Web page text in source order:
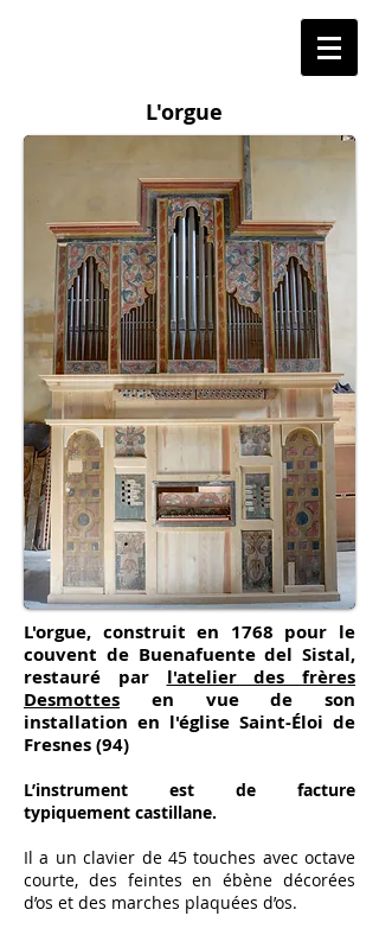
L'orgue
L'orgue, construit en 1768 pour le
couvent de Buenafuente del Sistal,
restauré par l'atelier des frères
Desmottes en vue de son
installation en l'église Saint-Éloi de
Fresnes (94)
L’instrument est de facture
typiquement castillane.
Il a un clavier de 45 touches avec octave
courte, des feintes en ébène décorées
d’os et des marches plaquées d’os.